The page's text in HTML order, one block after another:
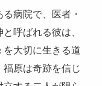
病院で、医者・
呼ばれる彼は、
を大切に生きる道
福原は奇跡を信じ